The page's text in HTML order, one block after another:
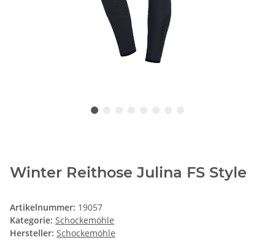
Winter Reithose Julina FS Style
Artikelnummer: 19057
Kategorie: Schockemöhle
Hersteller: Schockemöhle